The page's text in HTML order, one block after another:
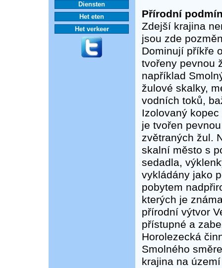
Diensten
Het eten
Het verkeer
Přírodní
Zdejší krajina
jsou zde
Dominují příkře
tvořeny pevnou
například
žulové skalky,
vodních toků,
Izolovaný
je tvořen
zvětraných žul.
skalní město s
sedadla,
vykládány jako
pobytem
kterých je
přírodní výtvor
přístupné a
Horolezecká
Smolného
krajina na